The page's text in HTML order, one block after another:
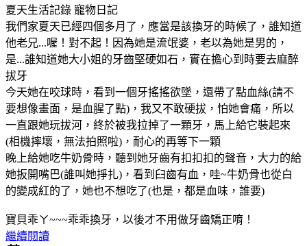
夏天生活記錄 寵物日記
我們家夏天已經四個多月了，應當是該換牙的時候了，誰知道
他老兄...喔！對不起！因為她是流氓婆，老以為她是男的，
是...誰知道她大小姐的牙齒堅硬如石，實在擔心到時要去麻醉
拔牙
今天她在咬球時，看到一個牙搖搖欲墜，還帶了點血絲(請不
要想像畫面，是血腥了點)，我又不敢硬拔，怕她會痛，所以
一直跟她玩拔河，終於被我拉掉了一顆牙，馬上給它裝起來
(相機摔壞，無法拍照啦)，耐心的再等下一顆
晚上給她吃牛奶骨時，聽到她牙齒有扣扣扣的聲音，大力的給
她扳開嘴巴(誰叫她掙扎)，看到臼齒有血，哇~牛奶骨也從白
的變成紅的了，她也不想吃了(也是，都是血味，誰要)
寶貝乖ㄚ~~~乖乖換牙，以後才不用做牙齒矯正唷！
繼續閱讀